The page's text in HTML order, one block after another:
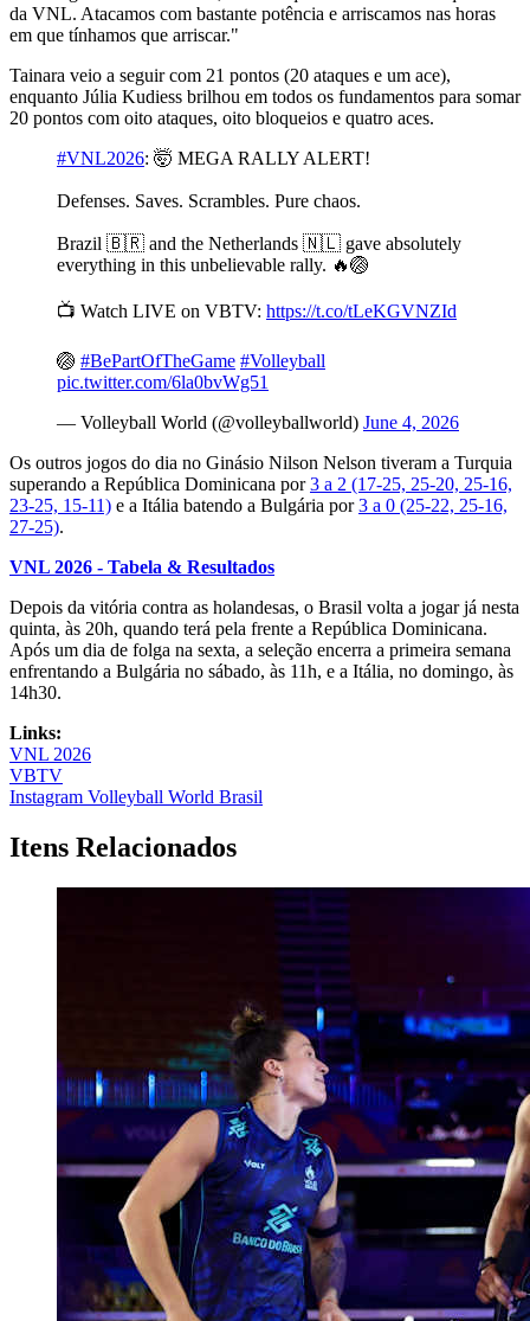
da VNL. Atacamos com bastante potência e arriscamos nas horas
em que tínhamos que arriscar."
Tainara veio a seguir com 21 pontos (20 ataques e um ace),
enquanto Júlia Kudiess brilhou em todos os fundamentos para somar
20 pontos com oito ataques, oito bloqueios e quatro aces.
#VNL2026: 🤯 MEGA RALLY ALERT!
Defenses. Saves. Scrambles. Pure chaos.
Brazil 🇧🇷 and the Netherlands 🇳🇱 gave absolutely
everything in this unbelievable rally. 🔥🏐
📺 Watch LIVE on VBTV: https://t.co/tLeKGVNZId
🏐 #BePartOfTheGame #Volleyball
pic.twitter.com/6la0bvWg51
— Volleyball World (@volleyballworld) June 4, 2026
Os outros jogos do dia no Ginásio Nilson Nelson tiveram a Turquia
superando a República Dominicana por3 a 2 (17-25, 25-20, 25-16,
23-25, 15-11) e a Itália batendo a Bulgária por3 a 0 (25-22, 25-16,
27-25).
VNL 2026 - Tabela & Resultados
Depois da vitória contra as holandesas, o Brasil volta a jogar já nesta
quinta, às 20h, quando terá pela frente a República Dominicana.
Após um dia de folga na sexta, a seleção encerra a primeira semana
enfrentando a Bulgária no sábado, às 11h, e a Itália, no domingo, às
14h30.
Links:
VNL 2026
VBTV
Instagram Volleyball World Brasil
Itens Relacionados